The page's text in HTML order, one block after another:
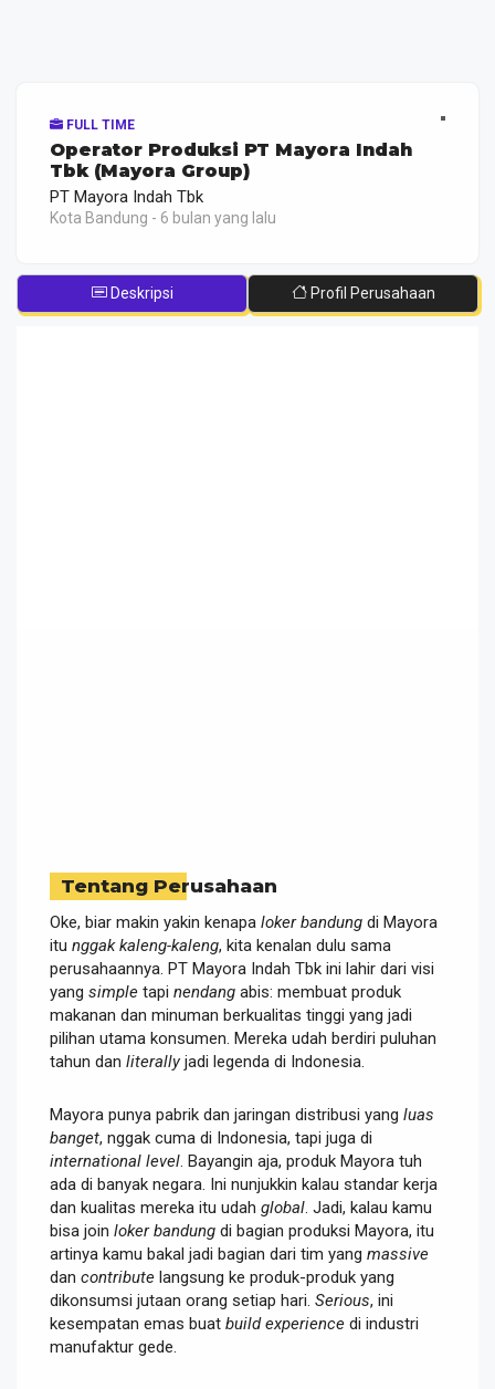
FULL TIME
Oреrаtоr Prоdukѕі PT Mayora Indah
Tbk (Mayora Group)
PT Mayora Indah Tbk
Kota Bandung - 6 bulan yang lalu
Deskripsi Profil Perusahaan
Tentang Perusahaan
Oke, biar makin yakin kenapa loker bandung di Mayora
itu nggak kaleng-kaleng, kita kenalan dulu sama
perusahaannya. PT Mayora Indah Tbk ini lahir dari visi
yang simple tapi nendang abis: membuat produk
makanan dan minuman berkualitas tinggi yang jadi
pilihan utama konsumen. Mereka udah berdiri puluhan
tahun dan literallyjadi legenda di Indonesia.
Mayora punya pabrik dan jaringan distribusi yang luas
banget, nggak cuma di Indonesia, tapi juga di
international level . Bayangin aja, produk Mayora tuh
ada di banyak negara. Ini nunjukkin kalau standar kerja
dan kualitas mereka itu udah global . Jadi, kalau kamu
bisa join loker bandung di bagian produksi Mayora, itu
artinya kamu bakal jadi bagian dari tim yang massive
dan contribute langsung ke produk-produk yang
dikonsumsi jutaan orang setiap hari. Serious, ini
kesempatan emas buat build experience di industri
manufaktur gede.